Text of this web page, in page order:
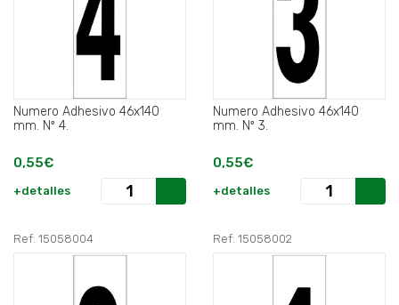
Numero Adhesivo 46x140
mm. Nº 4.
0,55€
+detalles
Numero Adhesivo 46x140
mm. Nº 3.
0,55€
+detalles
Ref: 15058004 Ref: 15058002